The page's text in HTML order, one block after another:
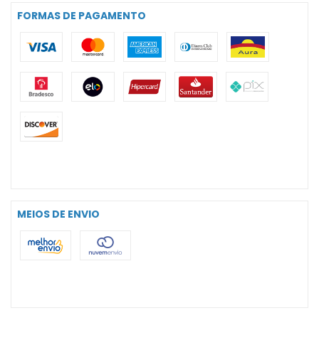
FORMAS DE PAGAMENTO
MEIOS DE ENVIO